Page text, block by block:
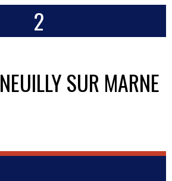
2
NEUILLY SUR MARNE